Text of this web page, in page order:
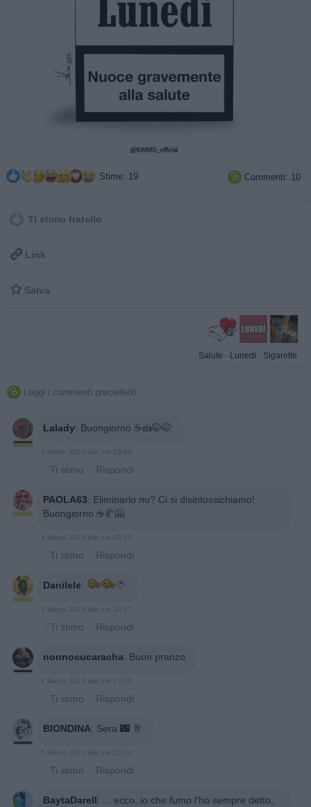
Stime: 19  Commenti: 10
Ti stimo fratello
 Link
 Salva
Salute · Lunedì · Sigarette
 Leggi i commenti precedenti...
Lalady: Buongiorno ☕️🍰🤭🤭
4 Marzo 2024 alle ore 09:08
· Ti stimo · Rispondi
PAOLA63: Eliminarlo no? Ci si disintossichiamo!
Buongiorno ☕🥐🤗
4 Marzo 2024 alle ore 09:15
· Ti stimo · Rispondi
Danilele:
4 Marzo 2024 alle ore 10:27
· Ti stimo · Rispondi
nonnocucaracha: Buon pranzo
4 Marzo 2024 alle ore 13:30
· Ti stimo · Rispondi
BIONDINA: Sera 🌃 🥂
5 Marzo 2024 alle ore 20:34
· Ti stimo · Rispondi
BaytaDarell:
... ecco, io che fumo l'ho sempre detto,